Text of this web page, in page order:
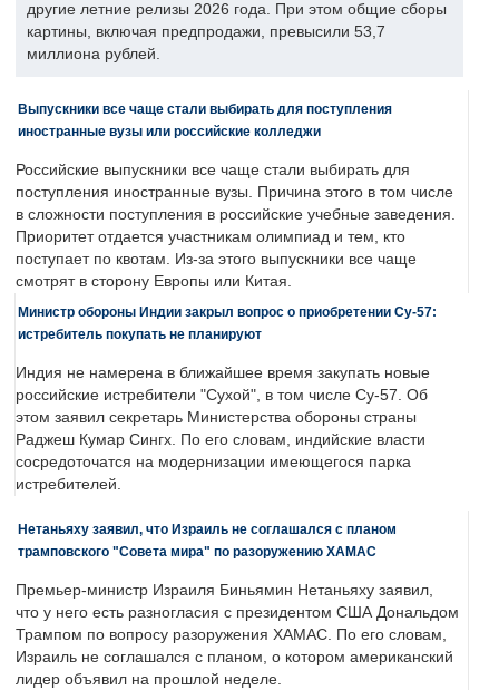
другие летние релизы 2026 года. При этом общие сборы
картины, включая предпродажи, превысили 53,7
миллиона рублей.
Выпускники все чаще стали выбирать для поступления
иностранные вузы или российские колледжи
Российские выпускники все чаще стали выбирать для
поступления иностранные вузы. Причина этого в том числе
в сложности поступления в российские учебные заведения.
Приоритет отдается участникам олимпиад и тем, кто
поступает по квотам. Из-за этого выпускники все чаще
смотрят в сторону Европы или Китая.
Министр обороны Индии закрыл вопрос о приобретении Су-57:
истребитель покупать не планируют
Индия не намерена в ближайшее время закупать новые
российские истребители "Сухой", в том числе Су-57. Об
этом заявил секретарь Министерства обороны страны
Раджеш Кумар Сингх. По его словам, индийские власти
сосредоточатся на модернизации имеющегося парка
истребителей.
Нетаньяху заявил, что Израиль не соглашался с планом
трамповского "Совета мира" по разоружению ХАМАС
Премьер-министр Израиля Биньямин Нетаньяху заявил,
что у него есть разногласия с президентом США Дональдом
Трампом по вопросу разоружения ХАМАС. По его словам,
Израиль не соглашался с планом, о котором американский
лидер объявил на прошлой неделе.